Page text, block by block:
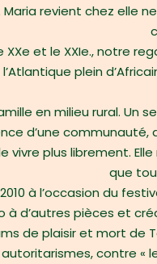
revient chez elle
et le XXIe., notre
plein
en milieu rural. Un
d’une
plus librement.
que
à l’occasion du
d’autres pièces et
de plaisir et mort de
contre «